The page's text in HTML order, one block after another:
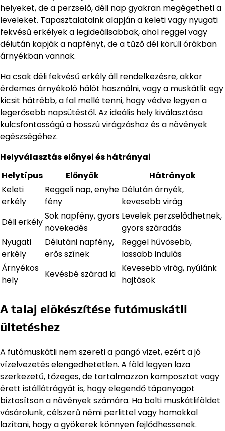
helyeket, de a perzselő, déli nap gyakran megégetheti a
leveleket. Tapasztalataink alapján a keleti vagy nyugati
fekvésű erkélyek a legideálisabbak, ahol reggel vagy
délután kapják a napfényt, de a tűző dél körüli órákban
árnyékban vannak.
Ha csak déli fekvésű erkély áll rendelkezésre, akkor
érdemes árnyékoló hálót használni, vagy a muskátlit egy
kicsit hátrébb, a fal mellé tenni, hogy védve legyen a
legerősebb napsütéstől. Az ideális hely kiválasztása
kulcsfontosságú a hosszú virágzáshoz és a növények
egészségéhez.
Helyválasztás előnyei és hátrányai
Helytípus
Előnyök
Hátrányok
Keleti
erkély
Reggeli nap, enyhe
fény
Délután árnyék,
kevesebb virág
Déli erkély
Sok napfény, gyors
növekedés
Levelek perzselődhetnek,
gyors száradás
Nyugati
erkély
Délutáni napfény,
erős színek
Reggel hűvösebb,
lassabb indulás
Árnyékos
hely
Kevésbé szárad ki
Kevesebb virág, nyúlánk
hajtások
A talaj előkészítése futómuskátli
ültetéshez
A futómuskátli nem szereti a pangó vizet, ezért a jó
vízelvezetés elengedhetetlen. A föld legyen laza
szerkezetű, tőzeges, de tartalmazzon komposztot vagy
érett istállótrágyát is, hogy elegendő tápanyagot
biztosítson a növények számára. Ha bolti muskátliföldet
vásárolunk, célszerű némi perlittel vagy homokkal
lazítani, hogy a gyökerek könnyen fejlődhessenek.